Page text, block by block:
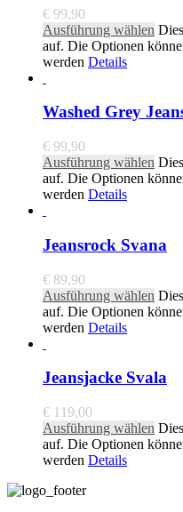
€ 99,90
Ausführung wählen
auf. Die Optionen
werden Details
Washed Grey
€ 99,90
Ausführung wählen
auf. Die Optionen
werden Details
Jeansrock Svana
€ 89,90
Ausführung wählen
auf. Die Optionen
werden Details
Jeansjacke Svala
€ 119,00
Ausführung wählen
auf. Die Optionen
werden Details